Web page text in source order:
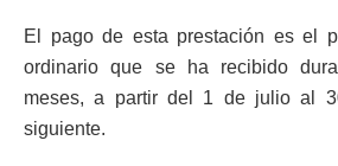
El pago de esta prestación es el
ordinario que se ha recibido
meses, a partir del 1 de julio al
siguiente.